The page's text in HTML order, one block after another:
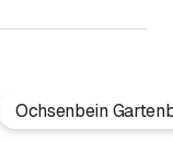
Ochsenbein